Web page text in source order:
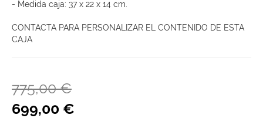
- Medida caja: 37 x 22 x 14 cm.
CONTACTA PARA PERSONALIZAR EL CONTENIDO DE ESTA
CAJA
775,00 €
699,00 €